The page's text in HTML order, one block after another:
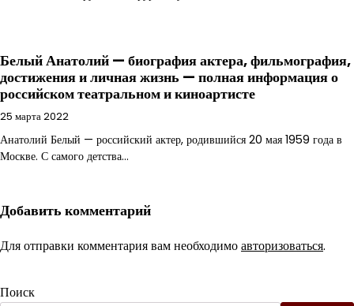
Белый Анатолий — биография актера, фильмография,
достижения и личная жизнь — полная информация о
российском театральном и киноартисте
25 марта 2022
Анатолий Белый — российский актер, родившийся 20 мая 1959 года в
Москве. С самого детства…
Добавить комментарий
Для отправки комментария вам необходимоавторизоваться.
Поиск